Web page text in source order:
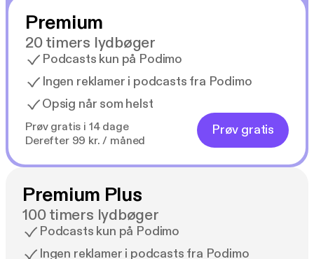
Premium
20 timers lydbøger
Podcasts kun på Podimo
Ingen reklamer i podcasts fra Podimo
Opsig når som helst
Prøv gratis i 14 dage
Derefter 99 kr. / måned
Prøv gratis
Premium Plus
100 timers lydbøger
Podcasts kun på Podimo
Ingen reklamer i podcasts fra Podimo